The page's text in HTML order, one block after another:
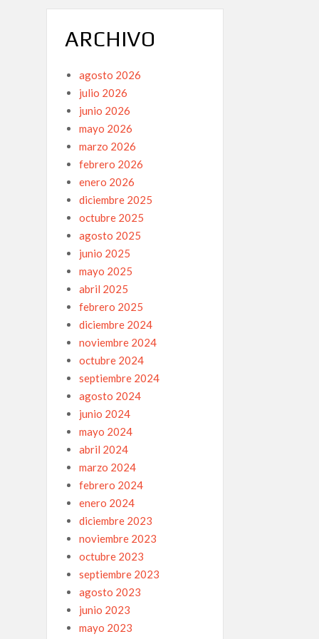
ARCHIVO
agosto 2026
julio 2026
junio 2026
mayo 2026
marzo 2026
febrero 2026
enero 2026
diciembre 2025
octubre 2025
agosto 2025
junio 2025
mayo 2025
abril 2025
febrero 2025
diciembre 2024
noviembre 2024
octubre 2024
septiembre 2024
agosto 2024
junio 2024
mayo 2024
abril 2024
marzo 2024
febrero 2024
enero 2024
diciembre 2023
noviembre 2023
octubre 2023
septiembre 2023
agosto 2023
junio 2023
mayo 2023